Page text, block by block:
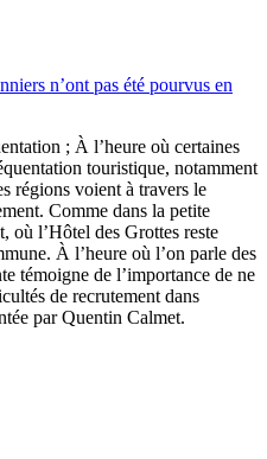
n’ont pas été pourvus en
; À l’heure où certaines
touristique, notamment
régions voient à travers le
Comme dans la petite
où l’Hôtel des Grottes reste
À l’heure où l’on parle des
témoigne de l’importance de ne
de recrutement dans
par Quentin Calmet.